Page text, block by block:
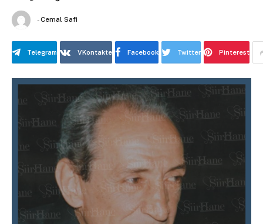
-Cemal Safi
Telegram VKontakte Facebook Twitter Pinterest